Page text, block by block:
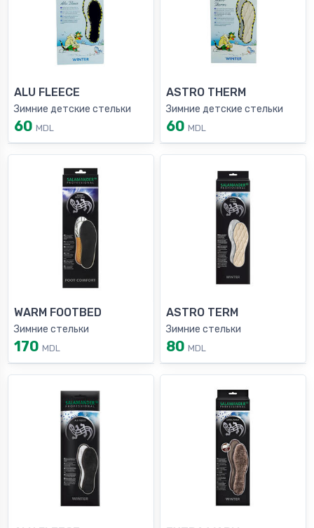
ALU FLEECE
Зимние детские стельки
60 MDL
ASTRO THERM
Зимние детские стельки
60 MDL
WARM FOOTBED
Зимние стельки
170 MDL
ASTRO TERM
Зимние стельки
80 MDL